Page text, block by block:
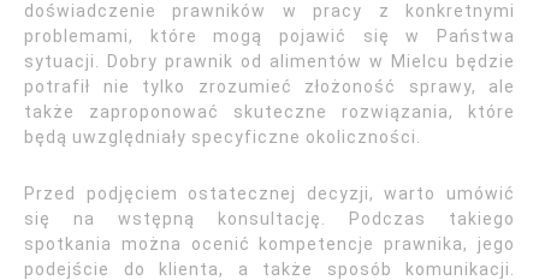
doświadczenie prawników w pracy z konkretnymi
problemami, które mogą pojawić się w Państwa
sytuacji. Dobry prawnik od alimentów w Mielcu będzie
potrafił nie tylko zrozumieć złożoność sprawy, ale
także zaproponować skuteczne rozwiązania, które
będą uwzględniały specyficzne okoliczności.
Przed podjęciem ostatecznej decyzji, warto umówić
się na wstępną konsultację. Podczas takiego
spotkania można ocenić kompetencje prawnika, jego
podejście do klienta, a także sposób komunikacji.